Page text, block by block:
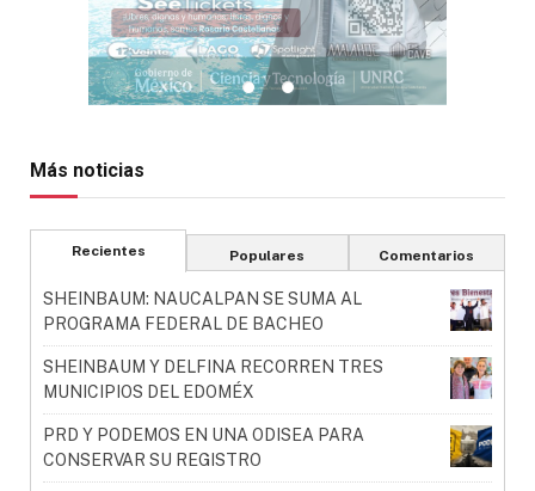
Más noticias
Recientes Populares Comentarios
SHEINBAUM: NAUCALPAN SE SUMA AL
PROGRAMA FEDERAL DE BACHEO
SHEINBAUM Y DELFINA RECORREN TRES
MUNICIPIOS DEL EDOMÉX
PRD Y PODEMOS EN UNA ODISEA PARA
CONSERVAR SU REGISTRO